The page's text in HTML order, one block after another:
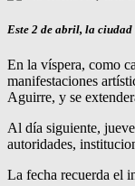
Este 2 de abril, la
En la víspera, como
manifestaciones
Aguirre, y se
Al día siguiente,
autoridades,
La fecha recuerda el